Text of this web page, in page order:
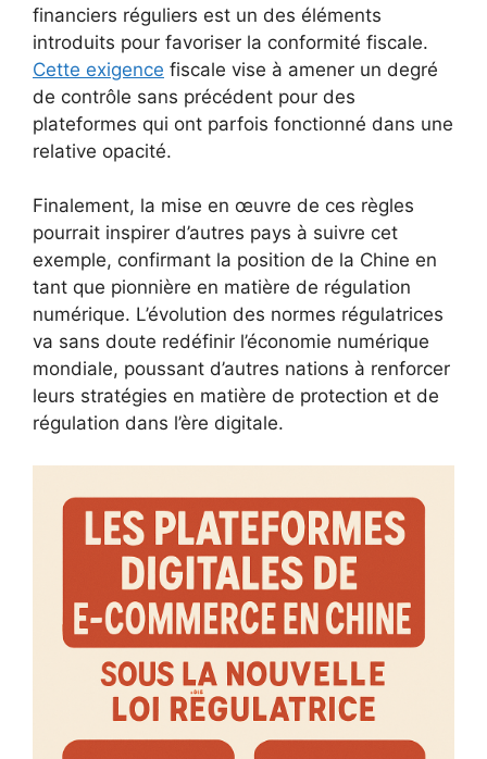
financiers réguliers est un des éléments
introduits pour favoriser la conformité fiscale.
Cette exigence fiscale vise à amener un degré
de contrôle sans précédent pour des
plateformes qui ont parfois fonctionné dans une
relative opacité.
Finalement, la mise en œuvre de ces règles
pourrait inspirer d’autres pays à suivre cet
exemple, confirmant la position de la Chine en
tant que pionnière en matière de régulation
numérique. L’évolution des normes régulatrices
va sans doute redéfinir l’économie numérique
mondiale, poussant d’autres nations à renforcer
leurs stratégies en matière de protection et de
régulation dans l’ère digitale.